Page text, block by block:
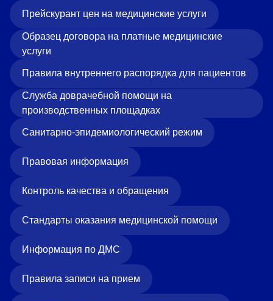
Прейскурант цен на медицинские услуги
Образец договора на платные медицинские
услуги
Правила внутреннего распорядка для пациентов
Служба доврачебной помощи на
производственных площадках
Санитарно-эпидемиологический режим
Правовая информация
Контроль качества и обращения
Стандарты оказания медицинской помощи
Информация по ДМС
Правила записи на прием